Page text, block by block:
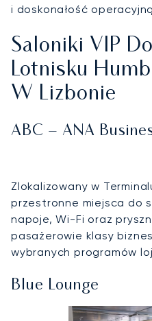
i doskonałość
Saloniki VIP
Lotnisku
W Lizbonie
ABC – ANA
Zlokalizowany w
przestronne miejsca do
napoje, Wi-Fi oraz
pasażerowie klasy
wybranych programów
Blue Lounge